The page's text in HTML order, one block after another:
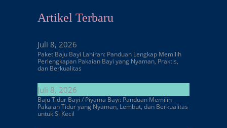
Artikel Terbaru
Juli 8, 2026
Paket Baju Bayi Lahiran: Panduan Lengkap Memilih
Perlengkapan Pakaian Bayi yang Nyaman, Praktis,
dan Berkualitas
Juli 8, 2026
Baju Tidur Bayi / Piyama Bayi: Panduan Memilih
Pakaian Tidur yang Nyaman, Lembut, dan Berkualitas
untuk Si Kecil